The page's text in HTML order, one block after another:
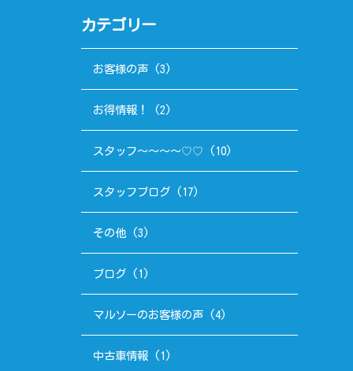
カテゴリー
お客様の声(3)
お得情報！ (2)
スタッフ～～～～♡♡ (10)
スタッフブログ(17)
その他(3)
ブログ(1)
マルソーのお客様の声(4)
中古車情報(1)